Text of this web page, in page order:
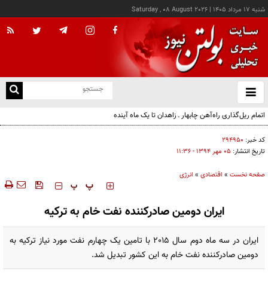
شنبه ۱۷ مرداد ۱۴۰۵ |
Saturday , 08 August 2026
باز
و
اتمام ریل‌گذاری راه‌آهن چابهار ـ زاهدان تا یک ماه آینده
کد خبر: ۲۹۴۹۵۰
تاریخ انتشار: ۰۵ مهر ۱۳۹۴ - ۱۱:۳۶
صفحه نخست » اقتصادی » انرژی
‍‍‍ پ پ
ایران دومین صادرکننده نفت خام به ترکیه
ایران در سه ماه دوم سال 2015 با تامین یک چهارم نفت مورد نیاز ترکیه به
دومین صادرکننده نفت خام به این کشور تبدیل شد.